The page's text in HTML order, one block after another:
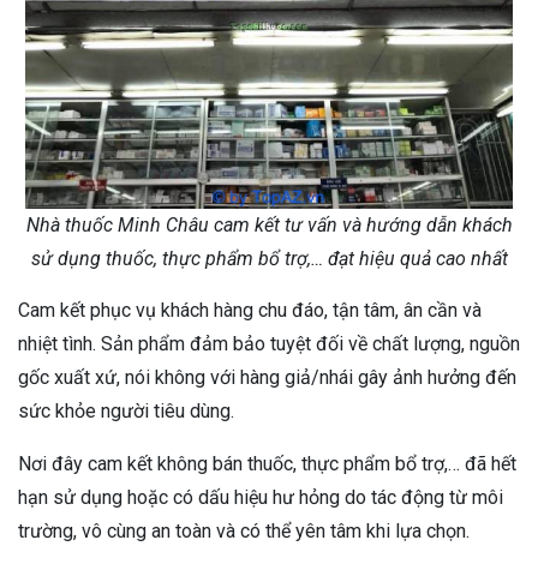
Nhà thuốc Minh Châu cam kết tư vấn và hướng dẫn khách
sử dụng thuốc, thực phẩm bổ trợ,… đạt hiệu quả cao nhất
Cam kết phục vụ khách hàng chu đáo, tận tâm, ân cần và
nhiệt tình. Sản phẩm đảm bảo tuyệt đối về chất lượng, nguồn
gốc xuất xứ, nói không với hàng giả/nhái gây ảnh hưởng đến
sức khỏe người tiêu dùng.
Nơi đây cam kết không bán thuốc, thực phẩm bổ trợ,… đã hết
hạn sử dụng hoặc có dấu hiệu hư hỏng do tác động từ môi
trường, vô cùng an toàn và có thể yên tâm khi lựa chọn.